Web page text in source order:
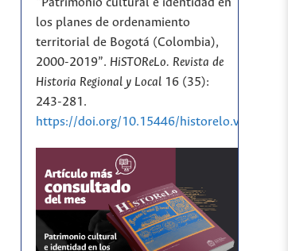
los planes de ordenamiento
territorial de Bogotá (Colombia),
2000-2019”. HiSTOReLo. Revista de
Historia Regional y Local16 (35):
243-281.
https://doi.org/10.15446/